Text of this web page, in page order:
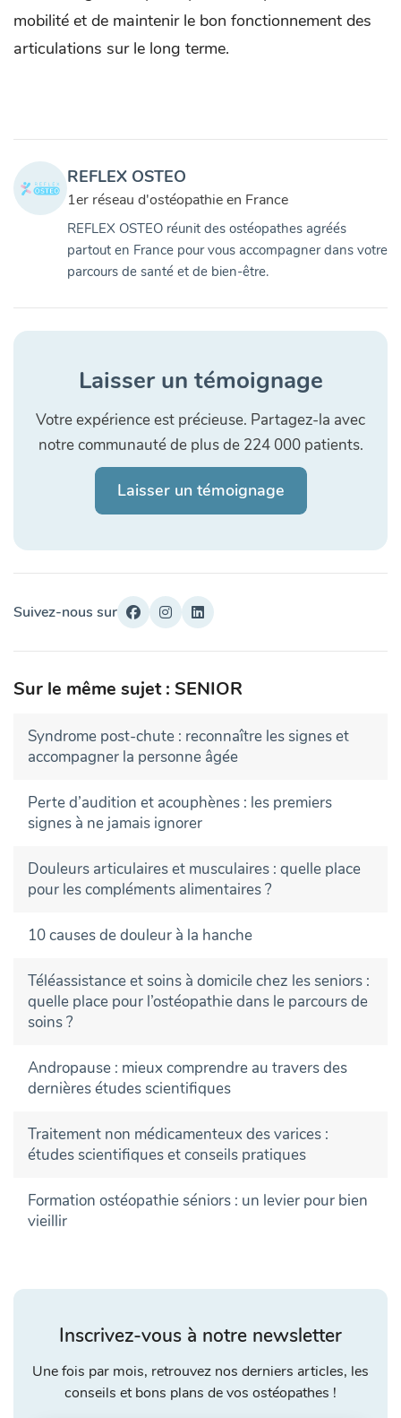
mobilité et de maintenir le bon fonctionnement des
articulations sur le long terme.
REFLEX OSTEO
1er réseau d'ostéopathie en France
REFLEX OSTEO réunit des ostéopathes agréés
partout en France pour vous accompagner dans votre
parcours de santé et de bien-être.
Laisser un témoignage
Votre expérience est précieuse. Partagez-la avec
notre communauté de plus de 224 000 patients.
Laisser un témoignage
Suivez-nous sur
Sur le même sujet : SENIOR
Syndrome post-chute : reconnaître les signes et
accompagner la personne âgée
Perte d’audition et acouphènes : les premiers
signes à ne jamais ignorer
Douleurs articulaires et musculaires : quelle place
pour les compléments alimentaires ?
10 causes de douleur à la hanche
Téléassistance et soins à domicile chez les seniors :
quelle place pour l’ostéopathie dans le parcours de
soins ?
Andropause : mieux comprendre au travers des
dernières études scientifiques
Traitement non médicamenteux des varices :
études scientifiques et conseils pratiques
Formation ostéopathie séniors : un levier pour bien
vieillir
Inscrivez-vous à notre newsletter
Une fois par mois, retrouvez nos derniers articles, les
conseils et bons plans de vos ostéopathes !